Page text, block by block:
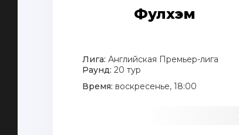
Фулхэм
Лига: Английская Премьер-лига
Раунд: 20 тур
Время: воскресенье, 18:00